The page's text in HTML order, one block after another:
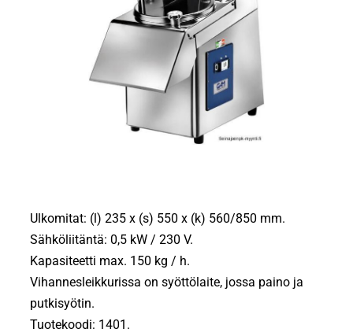
Ulkomitat: (l) 235 x (s) 550 x (k) 560/850 mm.
Sähköliitäntä: 0,5 kW / 230 V.
Kapasiteetti max. 150 kg / h.
Vihannesleikkurissa on syöttölaite, jossa paino ja
putkisyötin.
Tuotekoodi: 1401.